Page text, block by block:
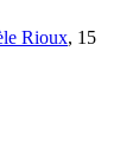
Rioux, 15